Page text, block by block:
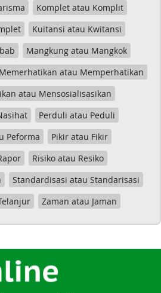
Komplet atau Komplit
Kuitansi atau Kwitansi
Mangkung atau Mangkok
Memerhatikan atau Memperhatikan
atau Mensosialisasikan
Perduli atau Peduli
Peforma
Pikir atau Fikir
Risiko atau Resiko
Standardisasi atau Standarisasi
Zaman atau Jaman